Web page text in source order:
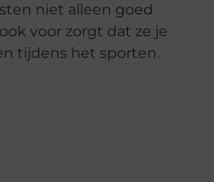
niet alleen goed
voor zorgt dat ze je
tijdens het sporten.